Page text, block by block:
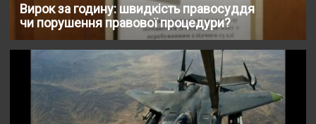
Вирок за годину: швидкість правосуддя
чи порушення правової процедури?